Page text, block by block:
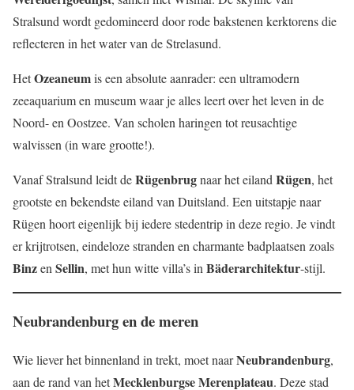
Stralsund wordt gedomineerd door rode bakstenen kerktorens die
reflecteren in het water van de Strelasund.
HetOzeaneumis een absolute aanrader: een ultramodern
zeeaquarium en museum waar je alles leert over het leven in de
Noord- en Oostzee. Van scholen haringen tot reusachtige
walvissen (in ware grootte!).
Vanaf Stralsund leidt deRügenbrugnaar het eiland Rügen, het
grootste en bekendste eiland van Duitsland. Een uitstapje naar
Rügen hoort eigenlijk bij iedere stedentrip in deze regio. Je vindt
er krijtrotsen, eindeloze stranden en charmante badplaatsen zoals
Binzen Sellin, met hun witte villa’s in Bäderarchitektur-stijl.
Neubrandenburg en de meren
Wie liever het binnenland in trekt, moet naarNeubrandenburg,
aan de rand van hetMecklenburgse Merenplateau. Deze stad